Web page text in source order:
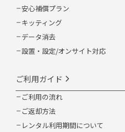
安心補償プラン
キッティング
データ消去
設置・設定/オンサイト対応
ご利用ガイド
ご利用の流れ
ご返却方法
レンタル利用期間について